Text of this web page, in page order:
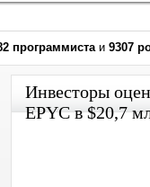
программистаи 9307
Инвесторы
EPYC в $20,7